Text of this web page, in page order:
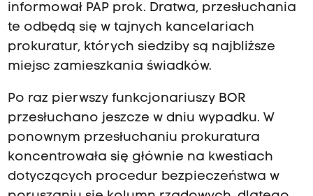
informował PAP prok. Dratwa, przesłuchania
te odbędą się w tajnych kancelariach
prokuratur, których siedziby są najbliższe
miejsc zamieszkania świadków.
Po raz pierwszy funkcjonariuszy BOR
przesłuchano jeszcze w dniu wypadku. W
ponownym przesłuchaniu prokuratura
koncentrowała się głównie na kwestiach
dotyczących procedur bezpieczeństwa w